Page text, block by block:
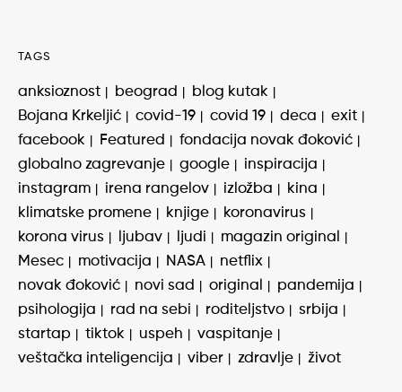
TAGS
anksioznost beograd
blog kutak
Bojana Krkeljić
covid-19 covid 19 deca
exit
facebook
Featured
fondacija novak đoković
globalno zagrevanje
google
inspiracija
instagram
irena rangelov izložba
kina
klimatske promene
knjige
koronavirus
korona virus
ljubav ljudi
magazin original
Mesec
motivacija NASA
netflix
novak đoković
novi sad original
pandemija
psihologija
rad na sebi roditeljstvo
srbija
startap
tiktok uspeh
vaspitanje
veštačka inteligencija
viber zdravlje život